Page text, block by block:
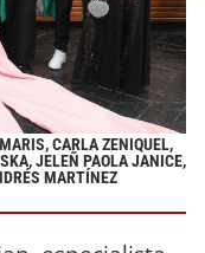
CARLA ZENIQUEL,
JELEÑ PAOLA JANICE,
MARTÍNEZ